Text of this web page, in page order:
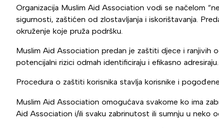
Organizacija Muslim Aid Association vodi se načelom
sigurnosti, zaštićen od zlostavljanja i iskorištavanja.
okruženje koje pruža podršku.
Muslim Aid Association predan je zaštiti djece i ranjivih
potencijalni rizici odmah identificiraju i efikasno
Procedura o zaštiti korisnika stavlja korisnike i
Muslim Aid Association omogućava svakome ko ima
Aid Association i/ili svaku zabrinutost ili sumnju u neko